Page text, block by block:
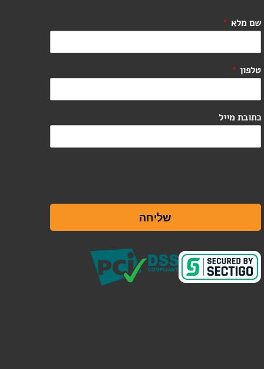
שם מלא *
טלפון *
כתובת מייל
שליחה